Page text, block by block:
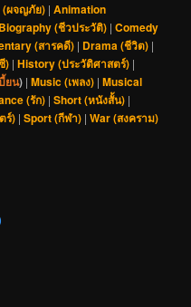
(ผจญภัย) |Animation
Biography (ชีวประวัติ) |Comedy
(สารคดี) | Drama (ชีวิต) |
) |History (ประวัติศาสตร์) |
ยน) |Music (เพลง) |Musical
(รัก) |Short (หนังสั้น) |
ร์) |Sport (กีฬา) |War (สงคราม)